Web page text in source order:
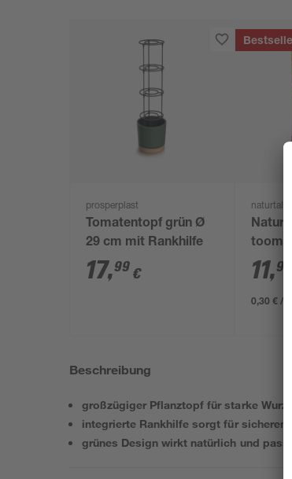
prosperplast
Tomatentopf grün Ø
29 cm mit Rankhilfe
17,99 €
und
11,99
0,30 € /
Beschreibung
großzügiger Pflanztopf für starke
integrierte Rankhilfe sorgt für sicheren
grünes Design wirkt natürlich und